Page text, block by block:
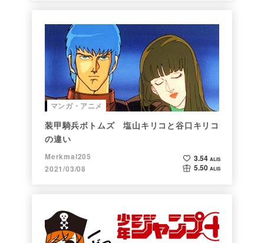
マンガ・アニメ
装甲騎兵ボトムズ 塩山キリコと谷口キリコ
の違い
Merkmal205
2021/03/08
3.54 ALIS
5.50 ALIS